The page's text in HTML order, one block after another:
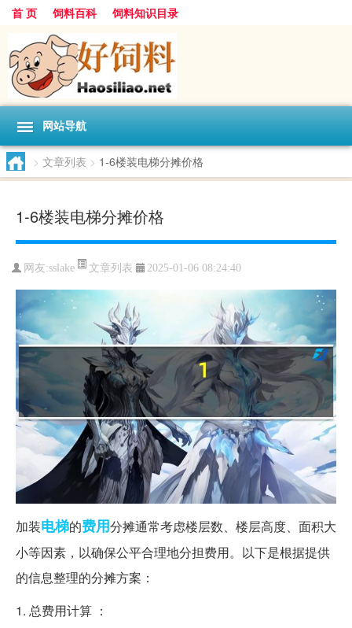
首 页 饲料百科 饲料知识目录
网站导航
> 文章列表 > 1-6楼装电梯分摊价格
1-6楼装电梯分摊价格
网友:sslake 文章列表 2025-01-06 08:24:40
加装电梯的费用分摊通常考虑楼层数、楼层高度、面积大
小等因素，以确保公平合理地分担费用。以下是根据提供
的信息整理的分摊方案：
1. 总费用计算 ：